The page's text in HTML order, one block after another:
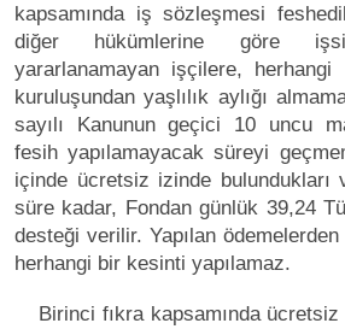
kapsamında iş sözleşmesi
diğer hükümlerine göre
yararlanamayan işçilere,
kuruluşundan yaşlılık aylığı
sayılı Kanunun geçici 10 uncu
fesih yapılamayacak süreyi
içinde ücretsiz izinde bulundukları
süre kadar, Fondan günlük 39,24
desteği verilir. Yapılan
herhangi bir kesinti yapılamaz.
Birinci fıkra kapsamında